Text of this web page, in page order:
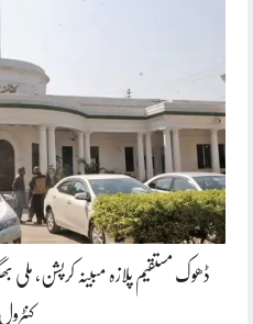
ڈھوک مستقیم پلازہ مبینہ کرپشن،